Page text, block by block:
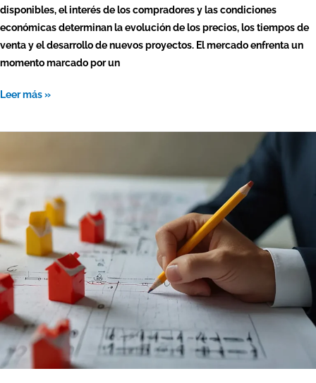
disponibles, el interés de los compradores y las condiciones
económicas determinan la evolución de los precios, los tiempos de
venta y el desarrollo de nuevos proyectos. El mercado enfrenta un
momento marcado por un
Leer más »
qué
evaluar
proyecto